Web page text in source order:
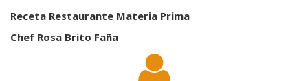
Receta Restaurante Materia Prima
Chef Rosa Brito Faña